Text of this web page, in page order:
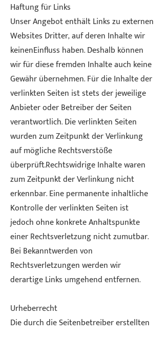
Haftung für Links
Unser Angebot enthält Links zu externen
Websites Dritter, auf deren Inhalte wir
keinenEinfluss haben. Deshalb können
wir für diese fremden Inhalte auch keine
Gewähr übernehmen. Für die Inhalte der
verlinkten Seiten ist stets der jeweilige
Anbieter oder Betreiber der Seiten
verantwortlich. Die verlinkten Seiten
wurden zum Zeitpunkt der Verlinkung
auf mögliche Rechtsverstöße
überprüft.Rechtswidrige Inhalte waren
zum Zeitpunkt der Verlinkung nicht
erkennbar. Eine permanente inhaltliche
Kontrolle der verlinkten Seiten ist
jedoch ohne konkrete Anhaltspunkte
einer Rechtsverletzung nicht zumutbar.
Bei Bekanntwerden von
Rechtsverletzungen werden wir
derartige Links umgehend entfernen.
Urheberrecht
Die durch die Seitenbetreiber erstellten